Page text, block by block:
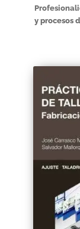
¡Bienvenido al
ART FRIDAY 2025
Artículos del blog
AVISO LEGAL
y procesos